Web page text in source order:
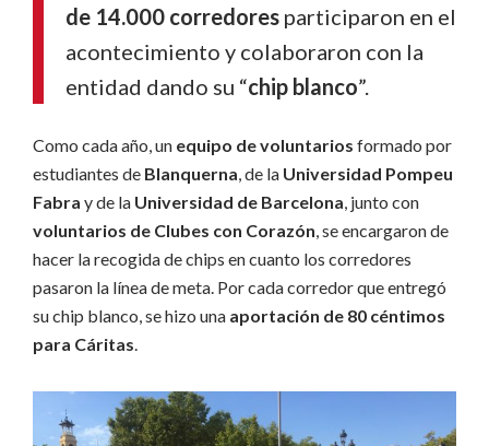
de 14.000 corredores participaron en el
acontecimiento y colaboraron con la
entidad dando su “chip blanco”.
Como cada año, un equipo de voluntarios formado por
estudiantes de Blanquerna, de la Universidad Pompeu
Fabra y de la Universidad de Barcelona, junto con
voluntarios de Clubes con Corazón, se encargaron de
hacer la recogida de chips en cuanto los corredores
pasaron la línea de meta. Por cada corredor que entregó
su chip blanco, se hizo una aportación de 80 céntimos
para Cáritas.